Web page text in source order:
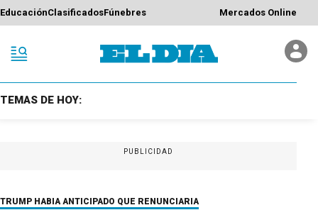
EducaciónClasificadosFúnebres Mercados Online
TEMAS DE HOY:
PUBLICIDAD
TRUMP HABIA ANTICIPADO QUE RENUNCIARIA